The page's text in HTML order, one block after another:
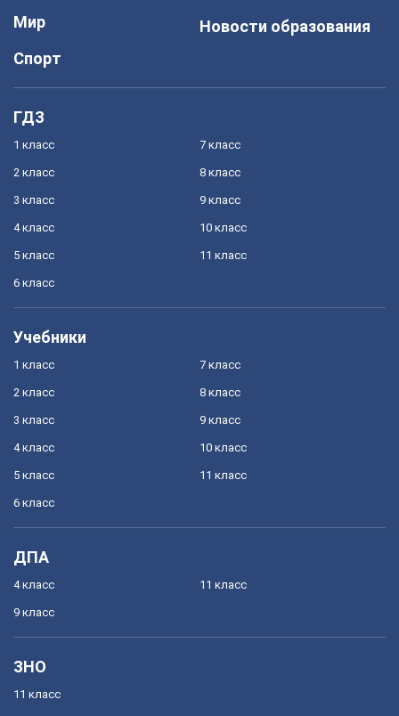
Мир
Спорт
Новости образования
ГДЗ
1 класс
2 класс
3 класс
4 класс
5 класс
6 класс
7 класс
8 класс
9 класс
10 класс
11 класс
Учебники
1 класс
2 класс
3 класс
4 класс
5 класс
6 класс
7 класс
8 класс
9 класс
10 класс
11 класс
ДПА
4 класс
9 класс
11 класс
ЗНО
11 класс